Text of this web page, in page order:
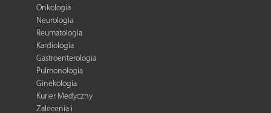
Onkologia
Neurologia
Reumatologia
Kardiologia
Gastroenterologia
Pulmonologia
Ginekologia
Kurier Medyczny
Zalecenia i